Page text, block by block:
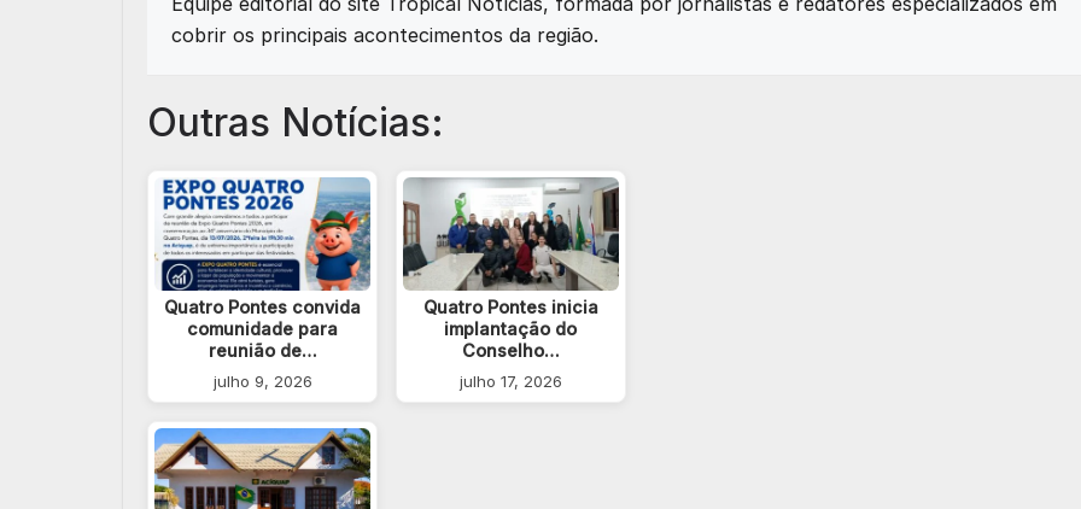
cobrir os principais acontecimentos da região.
Outras Notícias:
Quatro Pontes convida
comunidade para
reunião de…
julho 9, 2026
Quatro Pontes inicia
implantação do
Conselho…
julho 17, 2026